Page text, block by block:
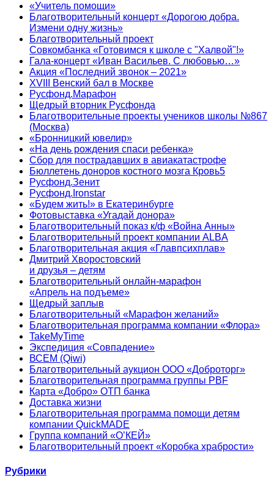
«Учитель помощи»
Благотворительный концерт «Дорогою добра.
Измени одну жизнь»
Благотворительный проект
Совкомбанка «Готовимся к школе с "Халвой"!»
Гала-концерт «Иван Васильев. С любовью…»
Акция «Последний звонок – 2021»
XVIII Венский бал в Москве
Русфонд.Марафон
Щедрый вторник Русфонда
Благотворительные проекты учеников школы №867
(Москва)
«Бронницкий ювелир»
«На день рождения спаси ребенка»
Сбор для пострадавших в авиакатастрофе
Бюллетень доноров костного мозга Кровь5
Русфонд.Зенит
Русфонд.Ironstar
«Будем жить!» в Екатеринбурге
Фотовыставка «Угадай донора»
Благотворительный показ к/ф «Война Анны»
Благотворительный проект компании ALBA
Благотворительная акция «Главпсихплав»
Дмитрий Хворостовский
и друзья – детям
Благотворительный онлайн‑марафон
«Апрель на подъеме»
Щедрый заплыв
Благотворительный «Марафон желаний»
Благотворительная программа компании «Флора»
TakeMyTime
Экспедиция «Совпадение»
ВСЕМ (Qiwi)
Благотворительный аукцион ООО «Доброторг»
Благотворительная программа группы PBF
Карта «Добро» ОТП банка
Доставка жизни
Благотворительная программа помощи детям
компании QuickMADE
Группа компаний «О’КЕЙ»
Благотворительный проект «Коробка храбрости»
Рубрики